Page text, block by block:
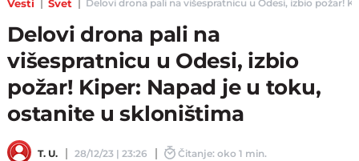
Vesti Svet Delovi drona pali na višespratnicu u Odesi, izbio požar!
Delovi drona pali na
višespratnicu u Odesi, izbio
požar! Kiper: Napad je u toku,
ostanite u skloništima
T. U. 28/12/23 | 23:26 Čitanje: oko 1 min.